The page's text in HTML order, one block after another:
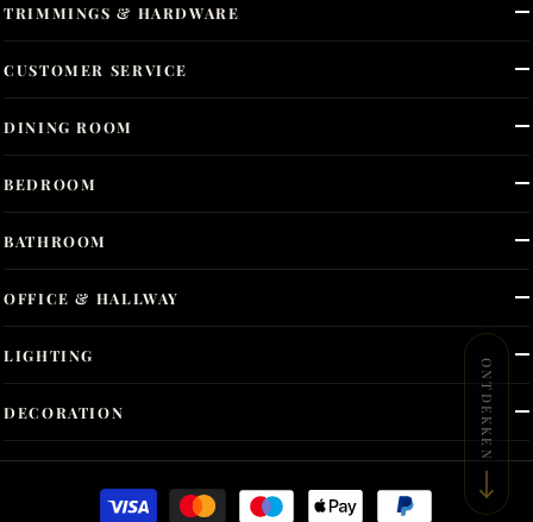
DINING ROOM
BEDROOM
BATHROOM
OFFICE & HALLWAY
LIGHTING
DECORATION
TRIMMINGS & HARDWARE
CUSTOMER SERVICE
ONTDEKKEN